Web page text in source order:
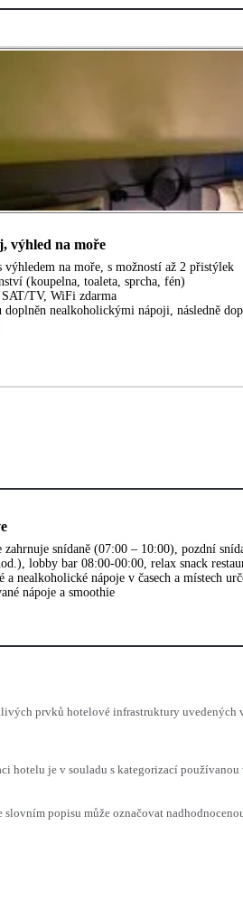
výhled na moře
výhledem na moře, s možností až 2 přistýlek
(koupelna, toaleta, sprcha, fén)
TV, WiFi zdarma
nealkoholickými nápoji, následně
snídaně (07:00 – 10:00), pozdní
lobby bar 08:00-00:00, relax snack
nealkoholické nápoje v časech a místech
nápoje a smoothie
prvků hotelové infrastruktury uvedených
hotelu je v souladu s kategorizací
popisu může označovat